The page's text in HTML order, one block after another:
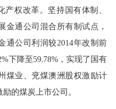
产权改革。坚持国有体制、
金通公司混合所有制试点，
通公司利润较2014年改制前
下降至59.78%，实现了国有
煤业、兖煤澳洲股权激励计
的煤炭上市公司。